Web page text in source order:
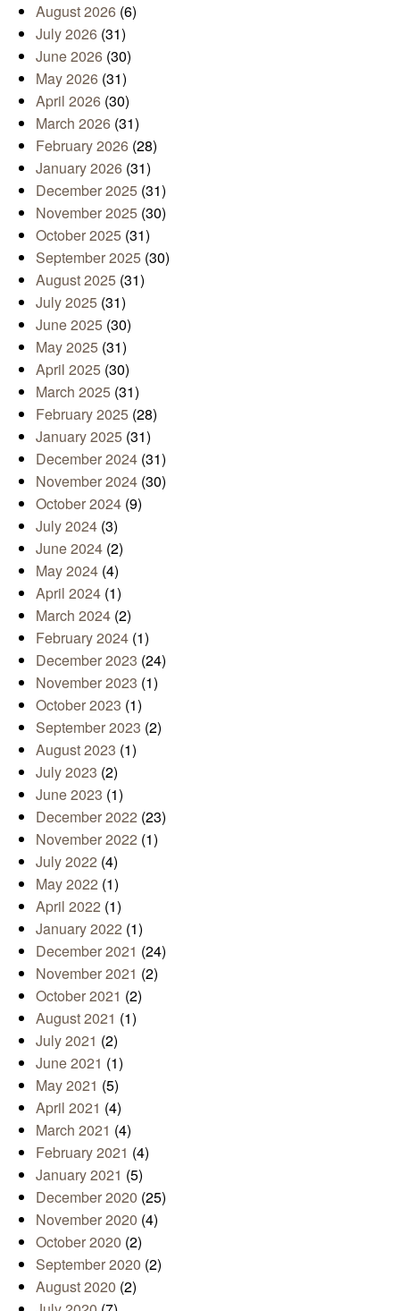
August 2026 (6)
July 2026 (31)
June 2026 (30)
May 2026 (31)
April 2026 (30)
March 2026 (31)
February 2026 (28)
January 2026 (31)
December 2025 (31)
November 2025 (30)
October 2025 (31)
September 2025 (30)
August 2025 (31)
July 2025 (31)
June 2025 (30)
May 2025 (31)
April 2025 (30)
March 2025 (31)
February 2025 (28)
January 2025 (31)
December 2024 (31)
November 2024 (30)
October 2024 (9)
July 2024 (3)
June 2024 (2)
May 2024 (4)
April 2024 (1)
March 2024 (2)
February 2024 (1)
December 2023 (24)
November 2023 (1)
October 2023 (1)
September 2023 (2)
August 2023 (1)
July 2023 (2)
June 2023 (1)
December 2022 (23)
November 2022 (1)
July 2022 (4)
May 2022 (1)
April 2022 (1)
January 2022 (1)
December 2021 (24)
November 2021 (2)
October 2021 (2)
August 2021 (1)
July 2021 (2)
June 2021 (1)
May 2021 (5)
April 2021 (4)
March 2021 (4)
February 2021 (4)
January 2021 (5)
December 2020 (25)
November 2020 (4)
October 2020 (2)
September 2020 (2)
August 2020 (2)